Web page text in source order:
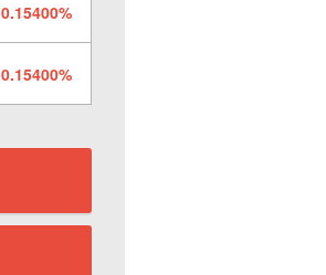
0.15400%
0.15400%